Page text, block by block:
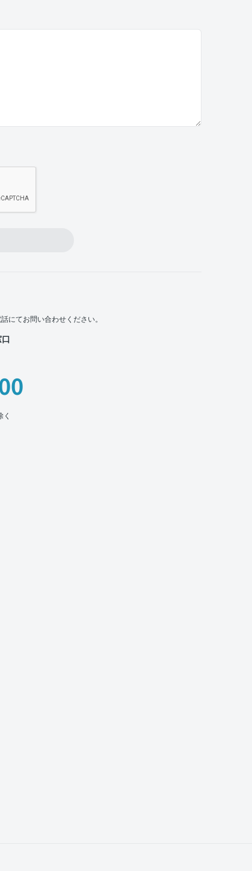
にてお問い合わせください。